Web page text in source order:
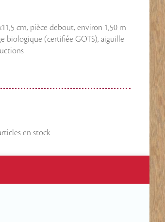
cm, pièce debout, environ 1,50 m
biologique (certifiée GOTS), aiguille
en stock